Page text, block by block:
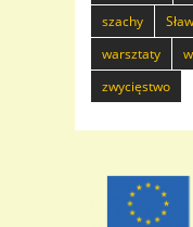
szachy
warsztaty
zwycięstwo